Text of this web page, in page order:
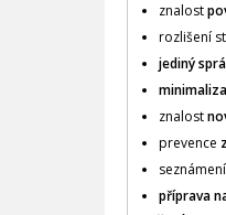
znalost
rozlišení
jediný
znalost
prevence
příprava